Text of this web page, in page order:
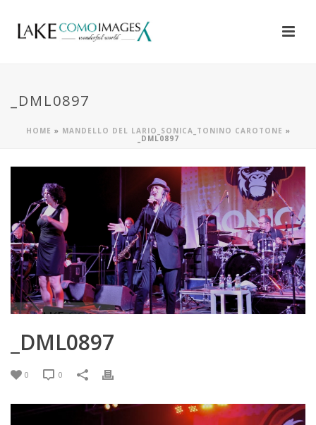
_DML0897
HOME » MANDELLO DEL LARIO_SONICA_TONINO CAROTONE »
_DML0897
_DML0897
0 0